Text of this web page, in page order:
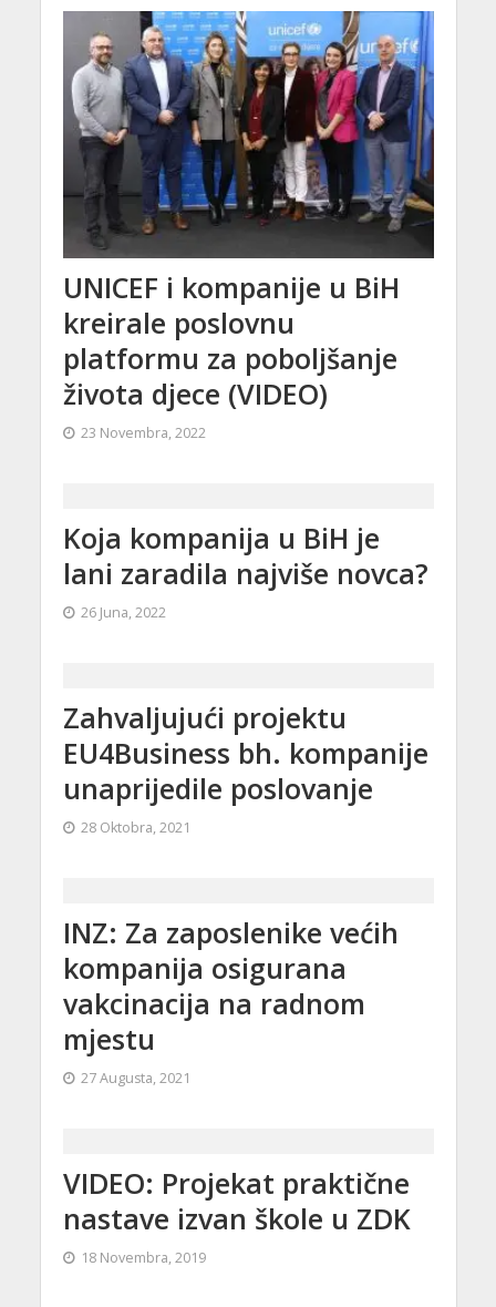
UNICEF i kompanije u BiH
kreirale poslovnu
platformu za poboljšanje
života djece (VIDEO)
23 Novembra, 2022
Koja kompanija u BiH je
lani zaradila najviše novca?
26 Juna, 2022
Zahvaljujući projektu
EU4Business bh. kompanije
unaprijedile poslovanje
28 Oktobra, 2021
INZ: Za zaposlenike većih
kompanija osigurana
vakcinacija na radnom
mjestu
27 Augusta, 2021
VIDEO: Projekat praktične
nastave izvan škole u ZDK
18 Novembra, 2019